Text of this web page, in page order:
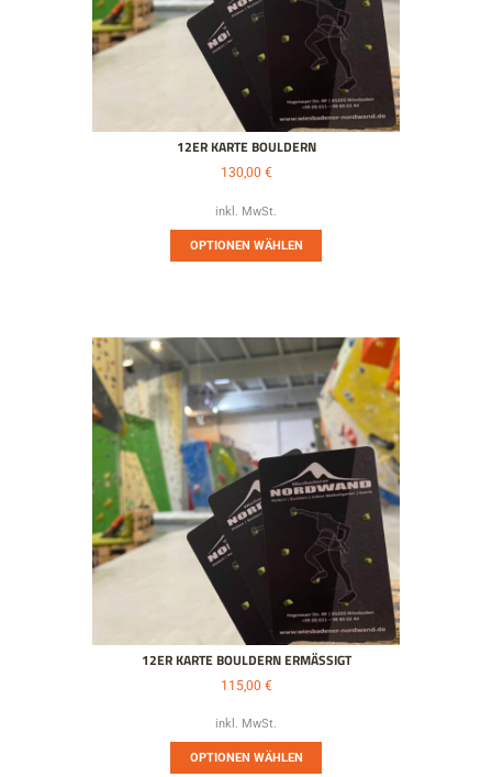
12ER KARTE BOULDERN
130,00 €
inkl. MwSt.
OPTIONEN WÄHLEN
12ER KARTE BOULDERN ERMÄSSIGT
115,00 €
inkl. MwSt.
OPTIONEN WÄHLEN